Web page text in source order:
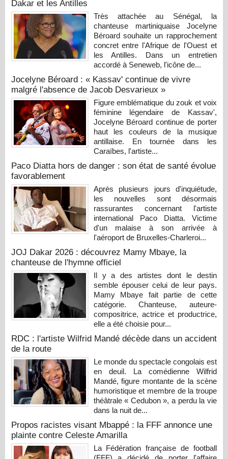
Dakar et les Antilles
Très attachée au Sénégal, la
chanteuse martiniquaise Jocelyne
Béroard souhaite un rapprochement
concret entre l'Afrique de l'Ouest et
les Antilles. Dans un entretien
accordé à Seneweb, l'icône de...
Jocelyne Béroard : « Kassav' continue de vivre
malgré l'absence de Jacob Desvarieux »
Figure emblématique du zouk et voix
féminine légendaire de Kassav',
Jocelyne Béroard continue de porter
haut les couleurs de la musique
antillaise. En tournée dans les
Caraïbes, l'artiste...
Paco Diatta hors de danger : son état de santé évolue
favorablement
Après plusieurs jours d'inquiétude,
les nouvelles sont désormais
rassurantes concernant l'artiste
international Paco Diatta. Victime
d'un malaise à son arrivée à
l'aéroport de Bruxelles-Charleroi...
JOJ Dakar 2026 : découvrez Mamy Mbaye, la
chanteuse de l'hymne officiel
Il y a des artistes dont le destin
semble épouser celui de leur pays.
Mamy Mbaye fait partie de cette
catégorie. Chanteuse, auteure-
compositrice, actrice et productrice,
elle a été choisie pour...
RDC : l'artiste Wilfrid Mandé décède dans un accident
de la route
Le monde du spectacle congolais est
en deuil. La comédienne Wilfrid
Mandé, figure montante de la scène
humoristique et membre de la troupe
théâtrale « Cedubon », a perdu la vie
dans la nuit de...
Propos racistes visant Mbappé : la FFF annonce une
plainte contre Celeste Amarilla
La Fédération française de football